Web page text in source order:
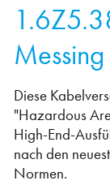
Diese
"Hazardous
High-End-
nach den
Normen.